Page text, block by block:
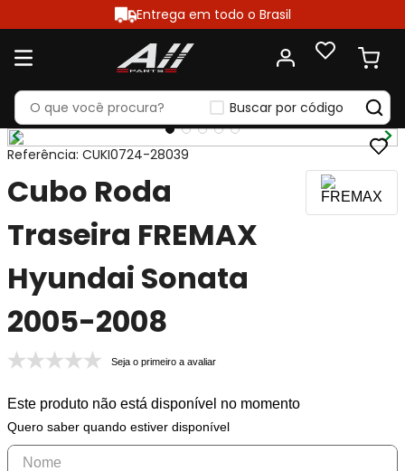
Entrega em todo o Brasil
Buscar por código
Referência: CUKI0724-28039
Cubo Roda
Traseira FREMAX
Hyundai Sonata
2005-2008
Seja o primeiro a avaliar
Este produto não está disponível no momento
Quero saber quando estiver disponível